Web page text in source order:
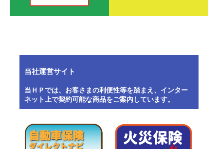
当社運営サイト
当ＨＰでは、お客さまの利便性等を踏まえ、インター
ネット上で契約可能な商品をご案内しています。